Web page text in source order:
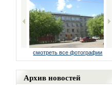
смотреть все фотографии
Архив новостей